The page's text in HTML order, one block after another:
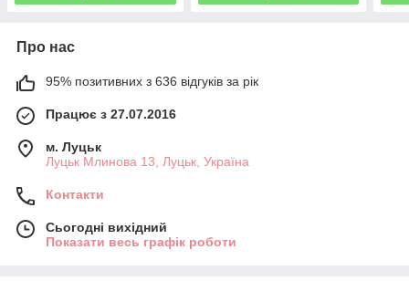
Про нас
95% позитивних з 636 відгуків за рік
Працює з 27.07.2016
м. Луцьк
Луцьк Млинова 13, Луцьк, Україна
Контакти
Сьогодні вихідний
Показати весь графік роботи